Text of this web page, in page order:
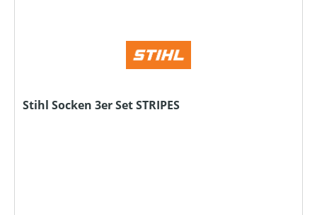
Stihl Socken 3er Set STRIPES